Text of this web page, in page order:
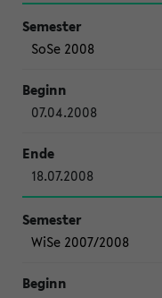
SoSe 2008
07.04.2008
18.07.2008
WiSe 2007/2008